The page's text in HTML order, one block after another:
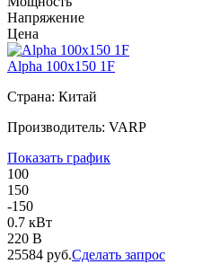
Напряжение
Цена
Alpha 100x150 1F
Страна: Китай
Производитель: VARP
Показать график
100
150
-150
0.7 кВт
220 В
25584 руб.Сделать запрос